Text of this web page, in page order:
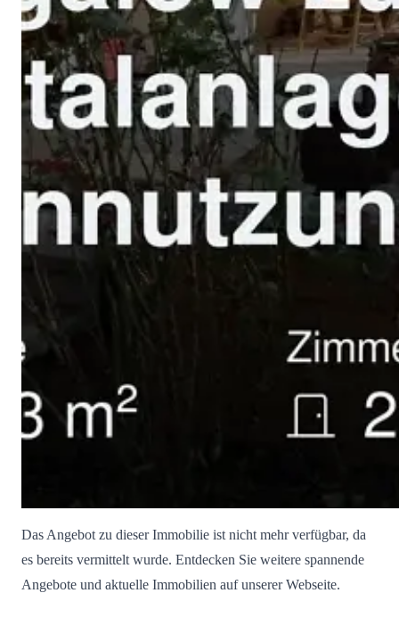
Das Angebot zu dieser Immobilie ist nicht mehr verfügbar, da
es bereits vermittelt wurde. Entdecken Sie weitere spannende
Angebote und aktuelle Immobilien auf unserer Webseite.